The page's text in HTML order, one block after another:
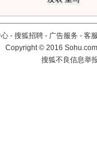
- 搜狐招聘 - 广告服务 - 客
Copyright©2016
搜狐不良信息举